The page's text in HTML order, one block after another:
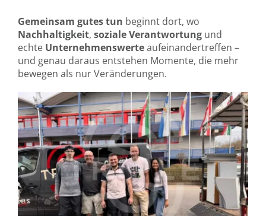
Gemeinsam gutes tun beginnt dort, wo
Nachhaltigkeit, soziale Verantwortungund
echte Unternehmenswerteaufeinandertreffen –
und genau daraus entstehen Momente, die mehr
bewegen als nur Veränderungen.